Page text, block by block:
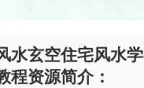
水玄空住宅风水
程资源简介：